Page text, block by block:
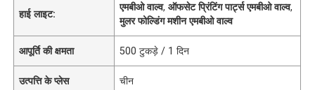
हाई लाइट:
एमबीओ वाल्व,ऑफसेट प्रिंटिंग पार्ट्स एमबीओ वाल्व,
मुलर फोल्डिंग मशीन एमबीओ वाल्व
आपूर्ति की क्षमता 500 टुकड़े / 1 दिन
उत्पत्ति के प्लेस चीन